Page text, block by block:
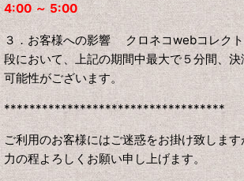
4:00 ～ 5:00
３．お客様への影響 クロネコwebコレク
段において、上記の期間中最大で５分間、
可能性がございます。
***********************************
ご利用のお客様にはご迷惑をお掛け致しま
力の程よろしくお願い申し上げます。